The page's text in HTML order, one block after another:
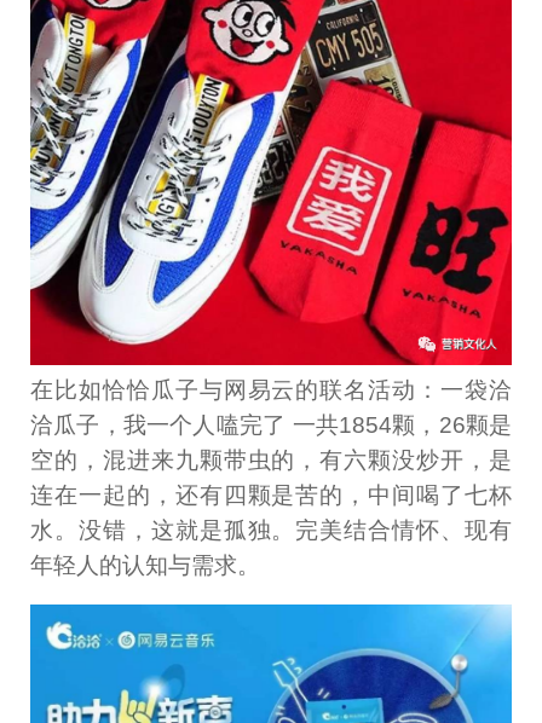
在比如恰恰瓜子与网易云的联名活动：一袋洽
洽瓜子，我一个人嗑完了 一共1854颗，26颗是
空的，混进来九颗带虫的，有六颗没炒开，是
连在一起的，还有四颗是苦的，中间喝了七杯
水。没错，这就是孤独。完美结合情怀、现有
年轻人的认知与需求。